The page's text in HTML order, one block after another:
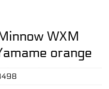
WXM
orange